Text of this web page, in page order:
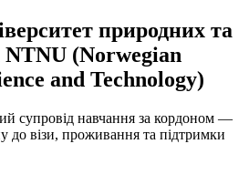
природних та
NTNU (Norwegian
and Technology)
супровід навчання за кордоном —
до візи, проживання та підтримки